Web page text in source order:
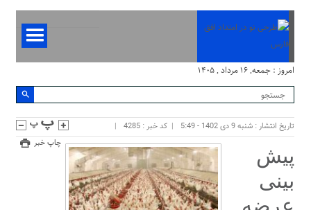
امروز : جمعه, ۱۶ مرداد , ۱۴۰۵
تاریخ انتشار : شنبه 9 دی 1402 - 5:49
کد خبر : 4285
چاپ خبر
پیش
بینی